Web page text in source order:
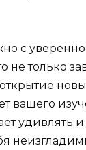
с
не только
вашего
удивлять